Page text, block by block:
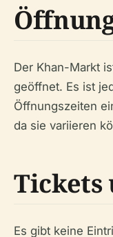
Der Khan-Markt
geöffnet. Es ist
Öffnungszeiten
da sie variieren
Es gibt keine